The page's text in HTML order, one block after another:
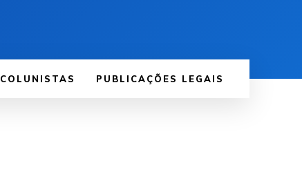
COLUNISTAS PUBLICAÇÕES LEGAIS